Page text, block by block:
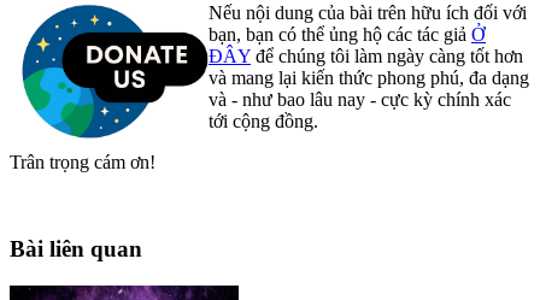
Nếu nội dung của bài trên hữu ích đối với
bạn, bạn có thể ủng hộ các tác giả Ở
ĐÂY để chúng tôi làm ngày càng tốt hơn
và mang lại kiến thức phong phú, đa dạng
và - như bao lâu nay - cực kỳ chính xác
tới cộng đồng.
Trân trọng cám ơn!
Bài liên quan